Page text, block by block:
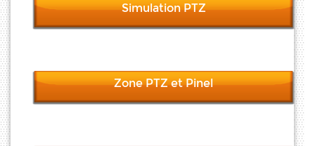
Simulation PTZ
Zone PTZ et Pinel